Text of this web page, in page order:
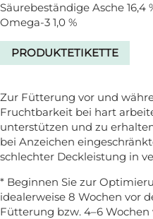
Säurebeständige Asche 16,4
Omega-3 1,0 %
PRODUKTETIKETTE
Zur Fütterung vor und
Fruchtbarkeit bei hart
unterstützen und zu
bei Anzeichen
schlechter Deckleistung in
* Beginnen Sie zur
idealerweise 8 Wochen vor
Fütterung bzw. 4–6